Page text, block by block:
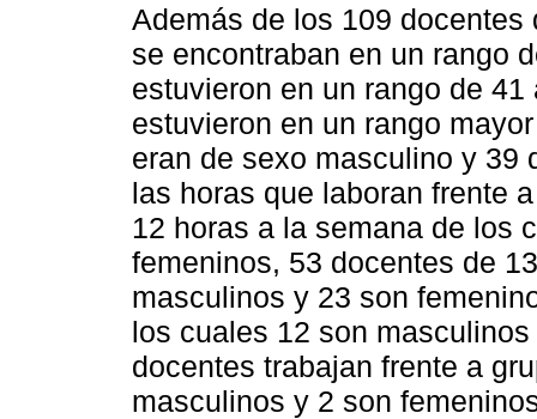
Además de los 109
se encontraban en un rango
estuvieron en un rango de
estuvieron en un rango
eran de sexo masculino y 39
las horas que laboran frente
12 horas a la semana de los
femeninos, 53 docentes de
masculinos y 23 son
los cuales 12 son
docentes trabajan frente a
masculinos y 2 son